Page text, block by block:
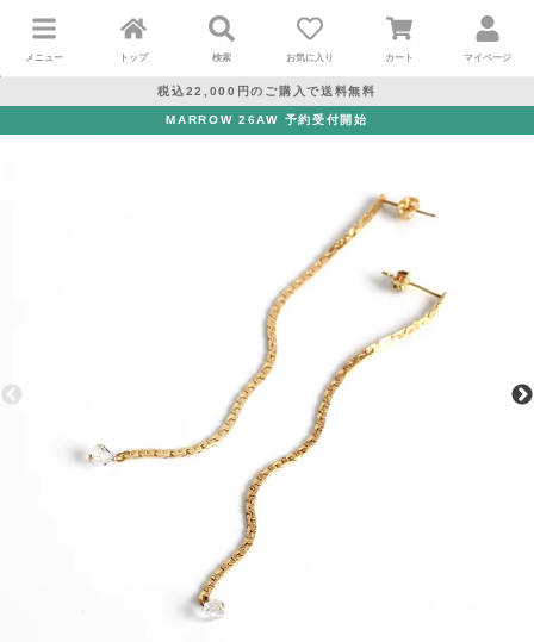
メニュー トップ 検索 お気に入り カート マイページ
税込22,000円のご購入で送料無料
MARROW 26AW 予約受付開始